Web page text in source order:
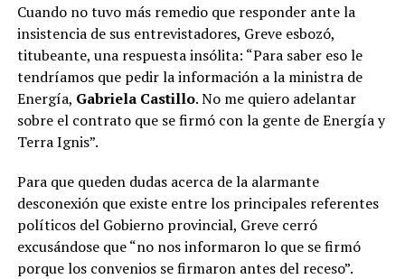
Cuando no tuvo más remedio que responder ante la
insistencia de sus entrevistadores, Greve esbozó,
titubeante, una respuesta insólita: “Para saber eso le
tendríamos que pedir la información a la ministra de
Energía, Gabriela Castillo. No me quiero adelantar
sobre el contrato que se firmó con la gente de Energía y
Terra Ignis”.
Para que queden dudas acerca de la alarmante
desconexión que existe entre los principales referentes
políticos del Gobierno provincial, Greve cerró
excusándose que “no nos informaron lo que se firmó
porque los convenios se firmaron antes del receso”.